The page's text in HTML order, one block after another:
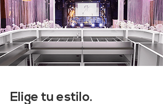
Elige tu estilo.